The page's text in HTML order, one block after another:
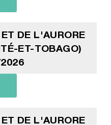
DE L'AURORE
ET-TOBAGO)
DE L'AURORE